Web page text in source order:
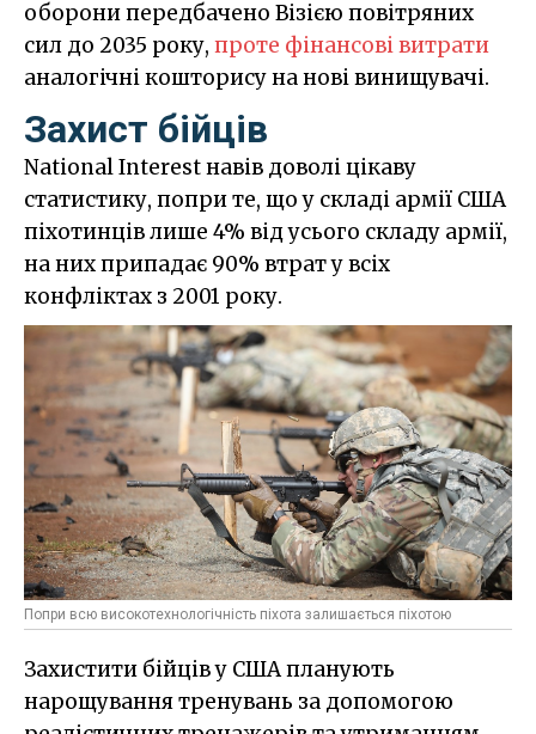
оборони передбачено Візією повітряних
сил до 2035 року, проте фінансові витрати
аналогічні кошторису на нові винищувачі.
Захист бійців
National Interest навів доволі цікаву
статистику, попри те, що у складі армії США
піхотинців лише 4% від усього складу армії,
на них припадає 90% втрат у всіх
конфліктах з 2001 року.
Попри всю високотехнологічність піхота залишається піхотою
Захистити бійців у США планують
нарощування тренувань за допомогою